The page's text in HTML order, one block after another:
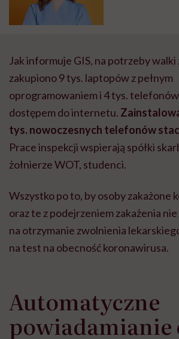
Jak informuje GIS, na potrzeby walki
zakupiono 9 tys. laptopów z pełnym
oprogramowaniem i 4 tys.
dostępem do internetu.
tys. nowoczesnych telefonów
Prace inspekcji wspierają spółki
żołnierze WOT, studenci.
Wszystko po to, by osoby zakażone
oraz te z podejrzeniem zakażenia nie
na otrzymanie zwolnienia
na test na obecność koronawirusa.
Automatyczne
powiadamianie